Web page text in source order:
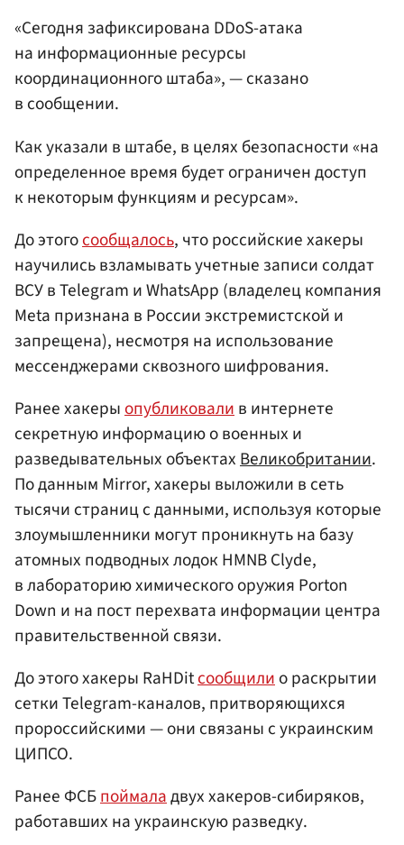
«Сегодня зафиксирована DDoS-атака
на информационные ресурсы
координационного штаба», — сказано
в сообщении.
Как указали в штабе, в целях безопасности «на
определенное время будет ограничен доступ
к некоторым функциям и ресурсам».
До этогосообщалось, что российские хакеры
научились взламывать учетные записи солдат
ВСУ в Telegram и WhatsApp (владелец компания
Meta признана в России экстремистской и
запрещена), несмотря на использование
мессенджерами сквозного шифрования.
Ранее хакерыопубликовалив интернете
секретную информацию о военных и
разведывательных объектахВеликобритании.
По данным Mirror, хакеры выложили в сеть
тысячи страниц с данными, используя которые
злоумышленники могут проникнуть на базу
атомных подводных лодок HMNB Clyde,
в лабораторию химического оружия Porton
Down и на пост перехвата информации центра
правительственной связи.
До этого хакеры RaHDitсообщилио раскрытии
сетки Telegram-каналов, притворяющихся
пророссийскими — они связаны с украинским
ЦИПСО.
Ранее ФСБпоймаладвух хакеров-сибиряков,
работавших на украинскую разведку.